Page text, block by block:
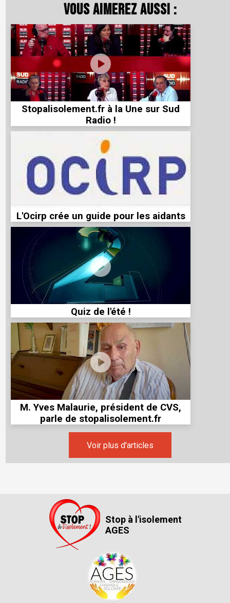
Vous aimerez aussi :
Stopalisolement.fr à la Une sur Sud
Radio !
L'Ocirp crée un guide pour les aidants
Quiz de l'été !
M. Yves Malaurie, président de CVS,
parle de stopalisolement.fr
Voir plus d'articles
Stop à l'isolement
AGES